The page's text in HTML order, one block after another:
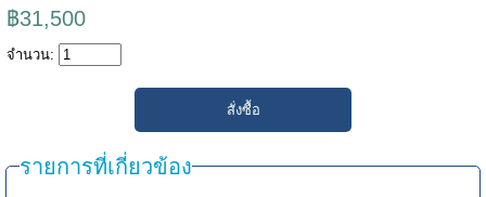
฿31,500
จำนวน:
รายการที่เกี่ยวข้อง